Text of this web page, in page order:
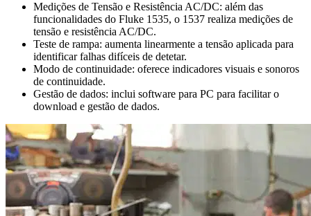
Medições de Tensão e Resistência AC/DC: além das
funcionalidades do Fluke 1535, o 1537 realiza medições de
tensão e resistência AC/DC.
Teste de rampa: aumenta linearmente a tensão aplicada para
identificar falhas difíceis de detetar.
Modo de continuidade: oferece indicadores visuais e sonoros
de continuidade.
Gestão de dados: inclui software para PC para facilitar o
download e gestão de dados.